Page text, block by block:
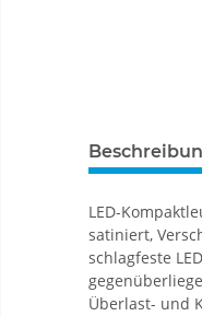
LED-
satiniert,
schlagfeste
Überlast- und